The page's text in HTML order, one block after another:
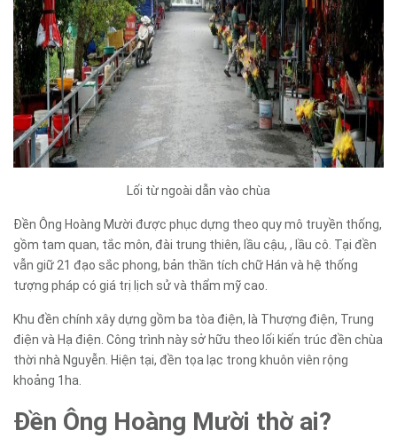
Lối từ ngoài dẫn vào chùa
Đền Ông Hoàng Mười được phục dựng theo quy mô truyền thống,
gồm tam quan, tắc môn, đài trung thiên, lầu cậu, , lầu cô. Tại đền
vẫn giữ 21 đạo sắc phong, bản thần tích chữ Hán và hệ thống
tượng pháp có giá trị lịch sử và thẩm mỹ cao.
Khu đền chính xây dựng gồm ba tòa điện, là Thượng điện, Trung
điện và Hạ điện. Công trình này sở hữu theo lối kiến trúc đền chùa
thời nhà Nguyễn. Hiện tại, đền tọa lạc trong khuôn viên rộng
khoảng 1ha.
Đền Ông Hoàng Mười thờ ai?